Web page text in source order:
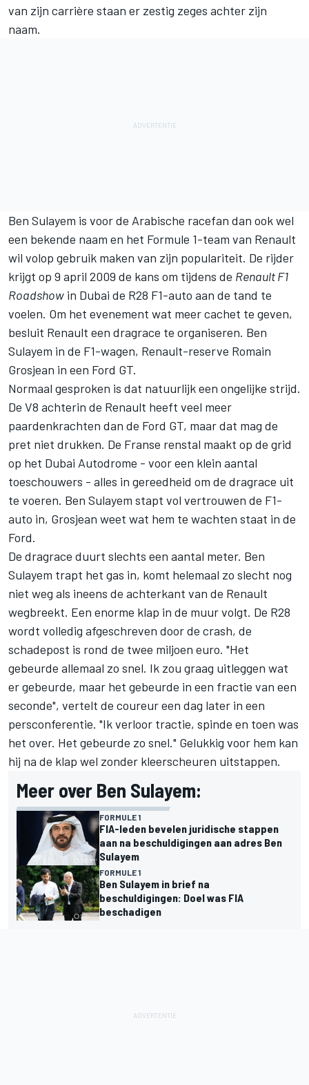
van zijn carrière staan er zestig zeges achter zijn
naam.
Ben Sulayem is voor de Arabische racefan dan ook wel
een bekende naam en het Formule 1-team van Renault
wil volop gebruik maken van zijn populariteit. De rijder
krijgt op 9 april 2009 de kans om tijdens de Renault F1
Roadshow in Dubai de R28 F1-auto aan de tand te
voelen. Om het evenement wat meer cachet te geven,
besluit Renault een dragrace te organiseren. Ben
Sulayem in de F1-wagen, Renault-reserve Romain
Grosjean in een Ford GT.
Normaal gesproken is dat natuurlijk een ongelijke strijd.
De V8 achterin de Renault heeft veel meer
paardenkrachten dan de Ford GT, maar dat mag de
pret niet drukken. De Franse renstal maakt op de grid
op het Dubai Autodrome - voor een klein aantal
toeschouwers - alles in gereedheid om de dragrace uit
te voeren. Ben Sulayem stapt vol vertrouwen de F1-
auto in, Grosjean weet wat hem te wachten staat in de
Ford.
De dragrace duurt slechts een aantal meter. Ben
Sulayem trapt het gas in, komt helemaal zo slecht nog
niet weg als ineens de achterkant van de Renault
wegbreekt. Een enorme klap in de muur volgt. De R28
wordt volledig afgeschreven door de crash, de
schadepost is rond de twee miljoen euro. "Het
gebeurde allemaal zo snel. Ik zou graag uitleggen wat
er gebeurde, maar het gebeurde in een fractie van een
seconde", vertelt de coureur een dag later in een
persconferentie. "Ik verloor tractie, spinde en toen was
het over. Het gebeurde zo snel." Gelukkig voor hem kan
hij na de klap wel zonder kleerscheuren uitstappen.
Meer over Ben Sulayem:
FORMULE 1
FIA-leden bevelen juridische stappen
aan na beschuldigingen aan adres Ben
Sulayem
FORMULE 1
Ben Sulayem in brief na
beschuldigingen: Doel was FIA
beschadigen